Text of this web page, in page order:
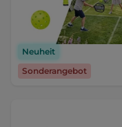
Neuheit
Sonderangebot